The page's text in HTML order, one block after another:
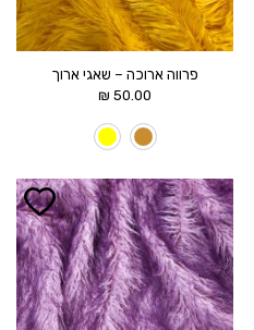
פרווה ארוכה – שאגי ארוך
50.00
₪
הוסף ל
WISHLIST